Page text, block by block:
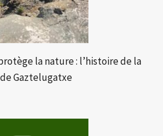
la nature : l’histoire de la
Gaztelugatxe